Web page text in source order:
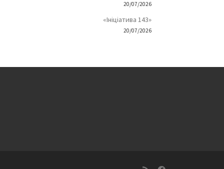
20/07/2026
«Ініціатива 143»
20/07/2026